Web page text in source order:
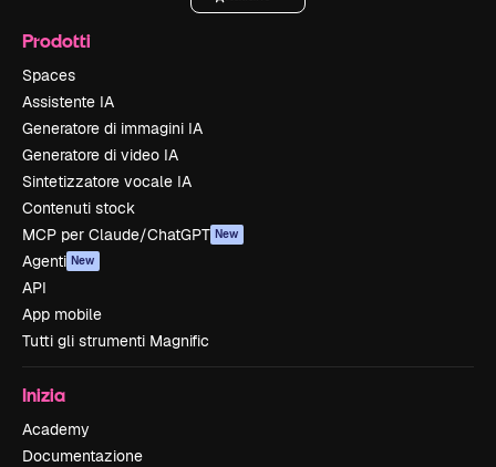
Prodotti
Spaces
Assistente IA
Generatore di immagini IA
Generatore di video IA
Sintetizzatore vocale IA
Contenuti stock
MCP per Claude/ChatGPT New
Agenti New
API
App mobile
Tutti gli strumenti Magnific
Inizia
Academy
Documentazione